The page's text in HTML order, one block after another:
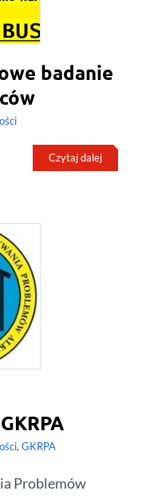
badanie
Czytaj dalej
, GKRPA
Problemów